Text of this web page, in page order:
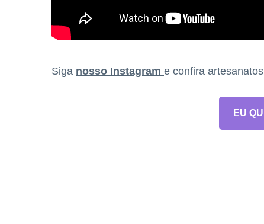
Siga nosso Instagram e confira
EU